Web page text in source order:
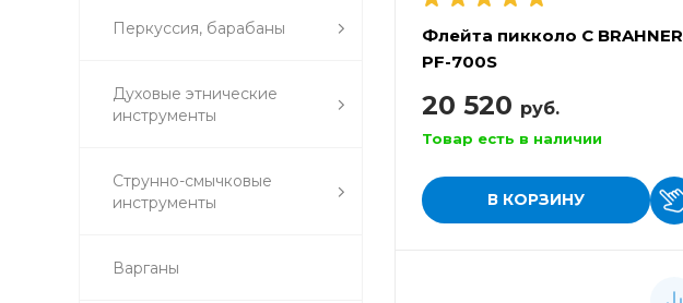
Перкуссия, барабаны
Духовые этнические
инструменты
Струнно-смычковые
инструменты
Варганы
Флейта пикколо С BRAHNER
PF-700S
20 520 руб.
Товар есть в наличии
В КОРЗИНУ